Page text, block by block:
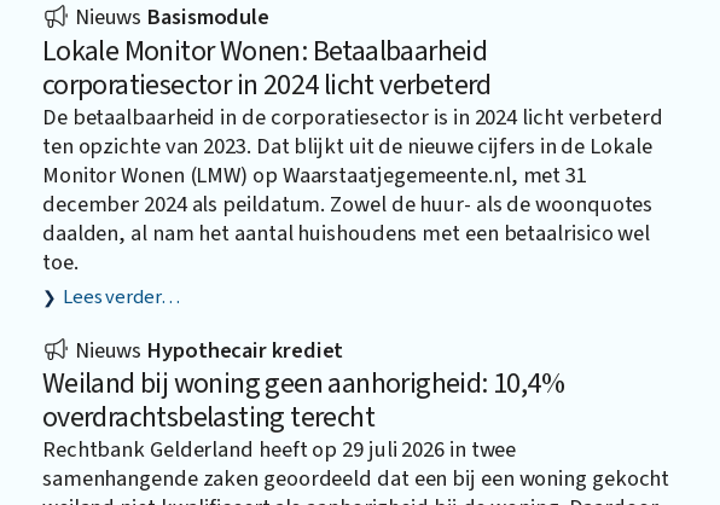
Nieuws Basismodule
Lokale Monitor Wonen: Betaalbaarheid
corporatiesector in 2024 licht verbeterd
De betaalbaarheid in de corporatiesector is in 2024 licht verbeterd
ten opzichte van 2023. Dat blijkt uit de nieuwe cijfers in de Lokale
Monitor Wonen (LMW) opWaarstaatjegemeente.nl, met 31
december 2024 als peildatum. Zowel de huur- als de woonquotes
daalden, al nam het aantal huishoudens met een betaalrisico wel
toe.
Lees verder…
Nieuws Hypothecair krediet
Weiland bij woning geen aanhorigheid: 10,4%
overdrachtsbelasting terecht
Rechtbank Gelderland heeft op 29 juli 2026 in twee
samenhangende zaken geoordeeld dat een bij een woning gekocht